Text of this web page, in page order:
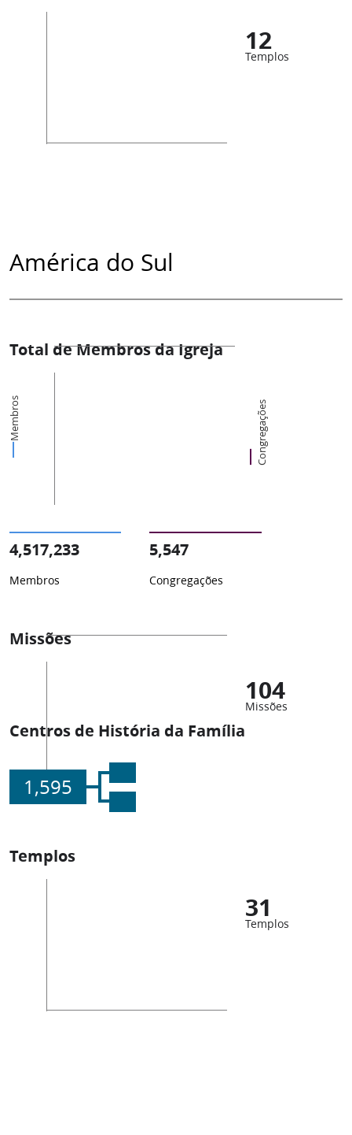
12
Templos
América do Sul
Total de Membros da Igreja
Membros Congregações
4,517,233
Membros
5,547
Congregações
Missões
104
Missões
Centros de História da Família
1,595
Templos
31
Templos